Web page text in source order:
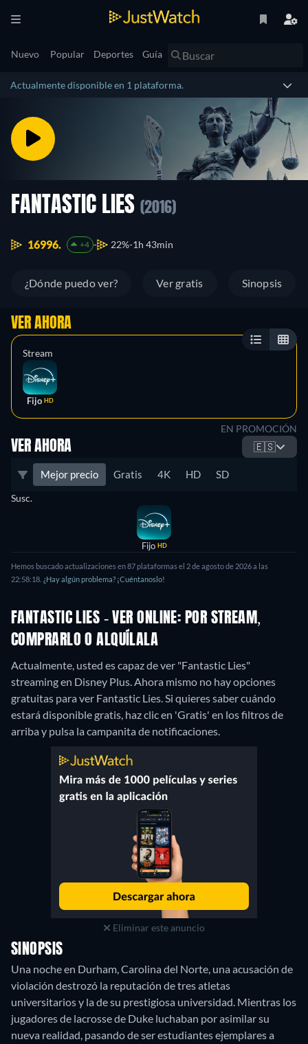
Nuevo Popular Deportes Guía
Actualmente disponible en 1 plataforma.
FANTASTIC LIES (2016)
16996. +4 22% 1h 43min
¿Dónde puedo ver? Ver gratis Sinopsis
VER AHORA
Stream
Fijo HD
EN PROMOCIÓN
VER AHORA 🇪🇸
Mejor precio Gratis 4K HD SD
Susc.
Fijo HD
Hemos buscado actualizaciones en 87 plataformas el 2 de agosto de 2026 a las
22:58:18. ¿Hay algún problema? ¡Cuéntanoslo!
FANTASTIC LIES - VER ONLINE: POR STREAM,
COMPRARLO O ALQUÍLALA
Actualmente, usted es capaz de ver "Fantastic Lies"
streaming en Disney Plus.Ahora mismo no hay opciones
gratuitas para ver Fantastic Lies. Si quieres saber cuándo
estará disponible gratis, haz clic en 'Gratis' en los filtros de
arriba y pulsa la campanita de notificaciones.
Eliminar este anuncio
SINOPSIS
Una noche en Durham, Carolina del Norte, una acusación de
violación destrozó la reputación de tres atletas
universitarios y la de su prestigiosa universidad. Mientras los
jugadores de lacrosse de Duke luchaban por asimilar su
nueva realidad, pasando de ser estudiantes ejemplares a